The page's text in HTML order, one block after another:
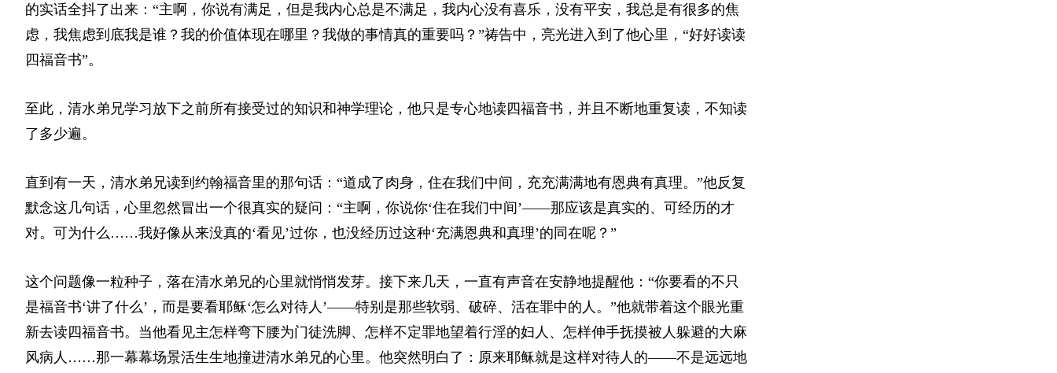
的实话全抖了出来：“主啊，你说有满足，但是我内心总是不满足，我内心没有喜乐，没有平安，我总是有很多的焦
虑，我焦虑到底我是谁？我的价值体现在哪里？我做的事情真的重要吗？”祷告中，亮光进入到了他心里，“好好读读
四福音书”。
至此，清水弟兄学习放下之前所有接受过的知识和神学理论，他只是专心地读四福音书，并且不断地重复读，不知读
了多少遍。
直到有一天，清水弟兄读到约翰福音里的那句话：“道成了肉身，住在我们中间，充充满满地有恩典有真理。”他反复
默念这几句话，心里忽然冒出一个很真实的疑问：“主啊，你说你‘住在我们中间’——那应该是真实的、可经历的才
对。可为什么……我好像从来没真的‘看见’过你，也没经历过这种‘充满恩典和真理’的同在呢？”
这个问题像一粒种子，落在清水弟兄的心里就悄悄发芽。接下来几天，一直有声音在安静地提醒他：“你要看的不只
是福音书‘讲了什么’，而是要看耶稣‘怎么对待人’——特别是那些软弱、破碎、活在罪中的人。”他就带着这个眼光重
新去读四福音书。当他看见主怎样弯下腰为门徒洗脚、怎样不定罪地望着行淫的妇人 、 怎样伸手抚摸被人躲避的大麻
风病人……那一幕幕场景活生生地撞进清水弟兄的心里。他突然明白了：原来耶稣就是这样对待人的——不是远远地